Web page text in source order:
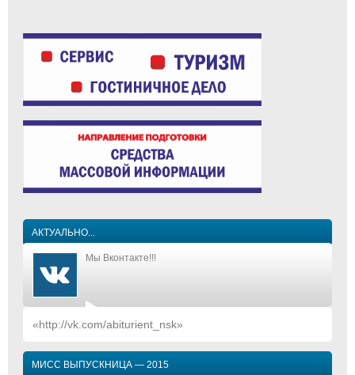
АКТУАЛЬНО...
Мы Вконтакте!!!
«http://vk.com/abiturient_nsk»
МИСС ВЫПУСКНИЦА — 2015